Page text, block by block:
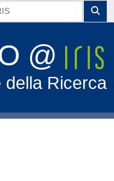
@
della Ricerca